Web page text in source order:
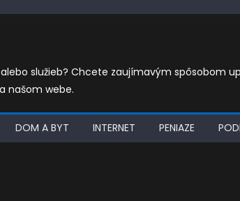
služieb? Chcete zaujímavým spôsobom
našom webe.
DOM A BYT INTERNET PENIAZE